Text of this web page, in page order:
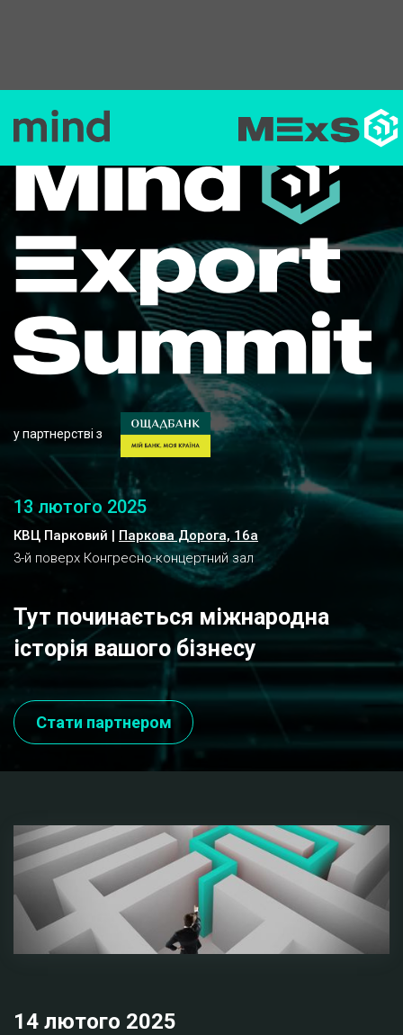
у партнерстві з
13 лютого 2025
КВЦ Парковий | Паркова Дорога, 16а
3-й поверх Конгресно-концертний зал
Тут починається міжнародна
історія вашого бізнесу
Стати партнером
14 лютого 2025